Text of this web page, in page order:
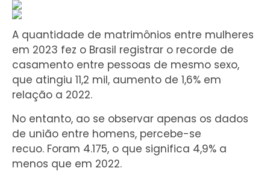
A quantidade de matrimônios entre mulheres
em 2023 fez o Brasil registrar o recorde de
casamento entre pessoas de mesmo sexo,
que atingiu 11,2 mil, aumento de 1,6% em
relação a 2022.
No entanto, ao se observar apenas os dados
de união entre homens, percebe-se
recuo. Foram 4.175, o que significa 4,9% a
menos que em 2022.